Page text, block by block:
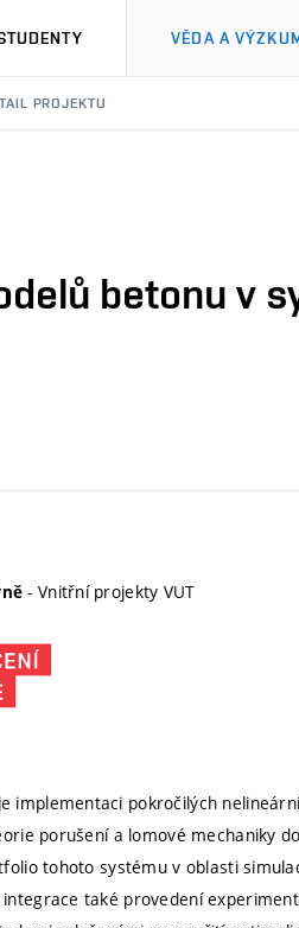
VĚDA A
PROJEKTU
betonu v
- Vnitřní projekty VUT
implementaci pokročilých
porušení a lomové mechaniky
tohoto systému v oblasti
také provedení